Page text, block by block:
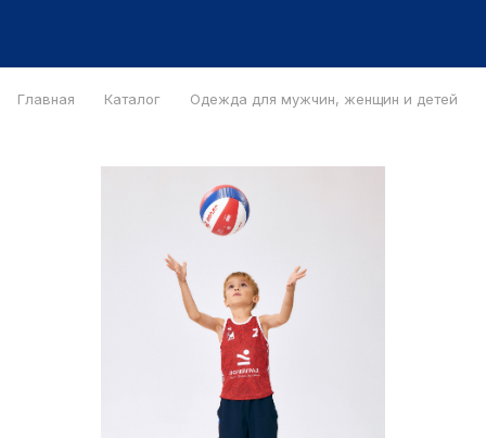
Главная Каталог Одежда для мужчин, женщин и детей